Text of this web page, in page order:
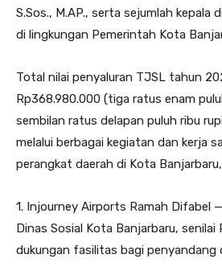
S.Sos., M.AP., serta sejumlah kepala
di lingkungan Pemerintah Kota
Total nilai penyaluran TJSL tahun
Rp368.980.000 (tiga ratus enam
sembilan ratus delapan puluh ribu
melalui berbagai kegiatan dan kerja
perangkat daerah di Kota
1. Injourney Airports Ramah Difabel
Dinas Sosial Kota Banjarbaru, senilai
dukungan fasilitas bagi penyandang